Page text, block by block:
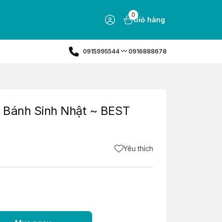
0
Giỏ hàng
0915995544 〰️ 0916888678
Sinh Nhật ~ BEST
Yêu thích